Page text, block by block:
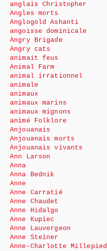
anglais Christopher
Angles morts
Anglogold Ashanti
angoisse dominicale
Angry Brigade
Angry cats
animait feus
Animal Farm
animal irrationnel
animale
animaux
animaux marins
animaux mignons
animé Folklore
Anjouanais
Anjouanais morts
Anjouanais vivants
Ann Larson
Anna
Anna Bednik
Anne
Anne Carratié
Anne Chaudet
Anne Hidalgo
Anne Kupiec
Anne Lauvergeon
Anne Steiner
Anne-Charlotte Millepied